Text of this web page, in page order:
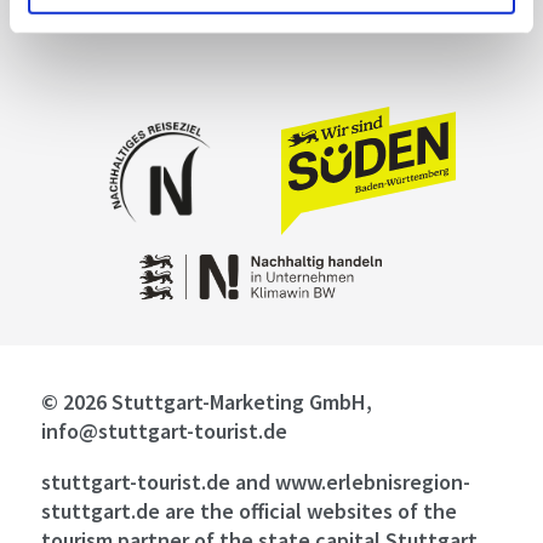
© 2026 Stuttgart-Marketing GmbH,
info@stuttgart-tourist.de
stuttgart-tourist.de and www.erlebnisregion-
stuttgart.de are the official websites of the